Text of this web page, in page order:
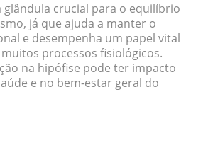
glândula crucial para o equilíbrio
já que ajuda a manter o
e desempenha um papel vital
processos fisiológicos.
na hipófise pode ter impacto
e no bem-estar geral do